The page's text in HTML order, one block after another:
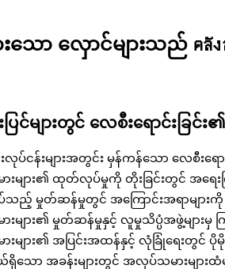
ားသော လှောင်များသည်
ြင်များတွင် လေစီးရောင်းခြင်
လုပ်ငန်းများအတွင်း မှန်ကန်သော လေစီး
းများ၏ ထုတ်လုပ်မှုကို တိုးခြင်းတွင် အရ
ည့် မှုတ်ဆန်မှုတွင် အကြောင်းအရာမျာ
များ၏ မှုတ်ဆန်မှုနှင့် လူမှုသိပ္ပံအဖွဲ့များ
းများ၏ အပြင်းအထန်နှင့် လုံခြုံရေးတွ
သော အခန်းများတွင် အလုပ်သမားများ